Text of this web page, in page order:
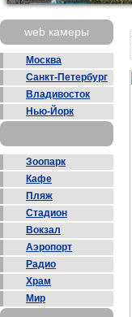
web камеры
Москва
Санкт-Петербург
Владивосток
Нью-Йорк
Зоопарк
Кафе
Пляж
Стадион
Вокзал
Аэропорт
Радио
Храм
Мир